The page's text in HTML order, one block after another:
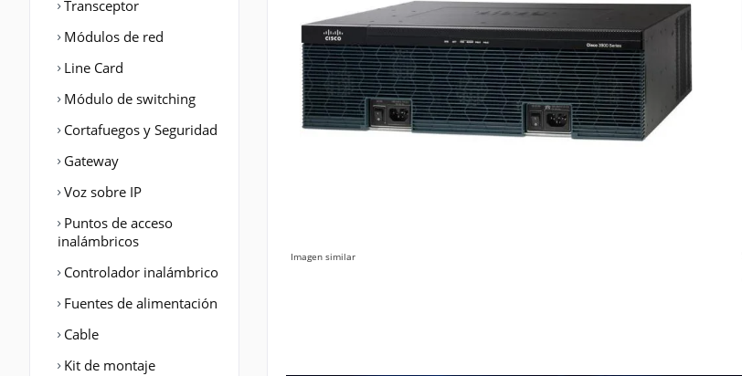
Transceptor
Módulos de red
Line Card
Módulo de switching
Cortafuegos y Seguridad
Gateway
Voz sobre IP
Puntos de acceso
inalámbricos
Controlador inalámbrico
Fuentes de alimentación
Cable
Kit de montaje
Imagen similar